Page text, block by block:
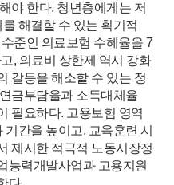
야 한다. 청년층에게는 저
해결할 수 있는 획기적
준인 의료보험 수혜율을 7
, 의료비 상한제 역시 강화
갈등을 해소할 수 있는 정
금부담율과 소득대체율
필요하다. 고용보험 영역
간을 높이고, 교육훈련 시
제시한 적극적 노동시장정
능력개발사업과 고용지원